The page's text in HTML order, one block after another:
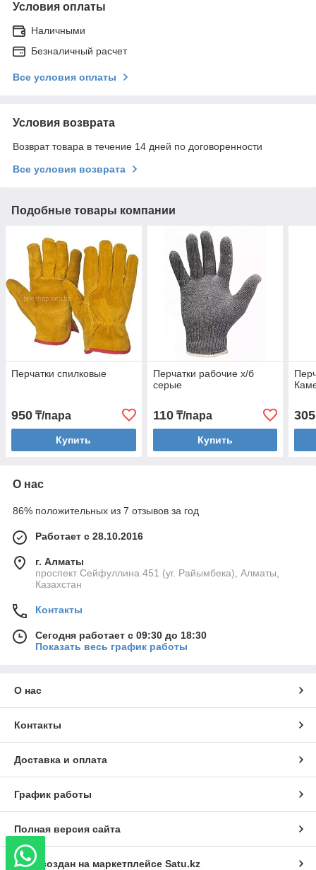
Условия оплаты
Наличными
Безналичный расчет
Все условия оплаты
Условия возврата
Возврат товара в течение 14 дней по договоренности
Все условия возврата
Подобные товары компании
Перчатки спилковые
950 ₸/пара
Купить
Перчатки рабочие х/б
серые
110₸/пара
Купить
305
О нас
86% положительных из 7 отзывов за год
Работает с 28.10.2016
г. Алматы
проспект Сейфуллина 451 (уг. Райымбека), Алматы,
Казахстан
Контакты
Сегодня работает с 09:30 до 18:30
Показать весь график работы
О нас
Контакты
Доставка и оплата
График работы
Полная версия сайта
Сайт создан на маркетплейсе Satu.kz